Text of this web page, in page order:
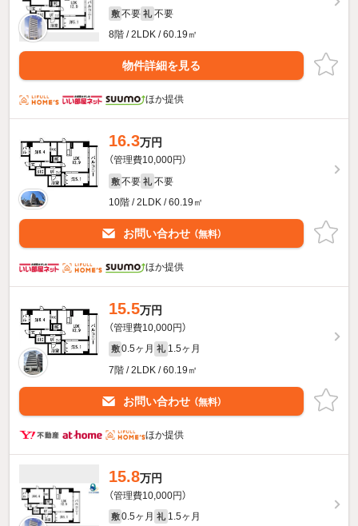
敷 不要 礼 不要
8階 / 2LDK / 60.19㎡
物件詳細を見る
ほか提供
16.3万円
（管理費10,000円）
敷 不要 礼 不要
10階 / 2LDK / 60.19㎡
お問い合わせ （無料）
ほか提供
15.5万円
（管理費10,000円）
敷 0.5ヶ月 礼 1.5ヶ月
7階 / 2LDK / 60.19㎡
お問い合わせ （無料）
ほか提供
15.8万円
（管理費10,000円）
敷 0.5ヶ月 礼 1.5ヶ月